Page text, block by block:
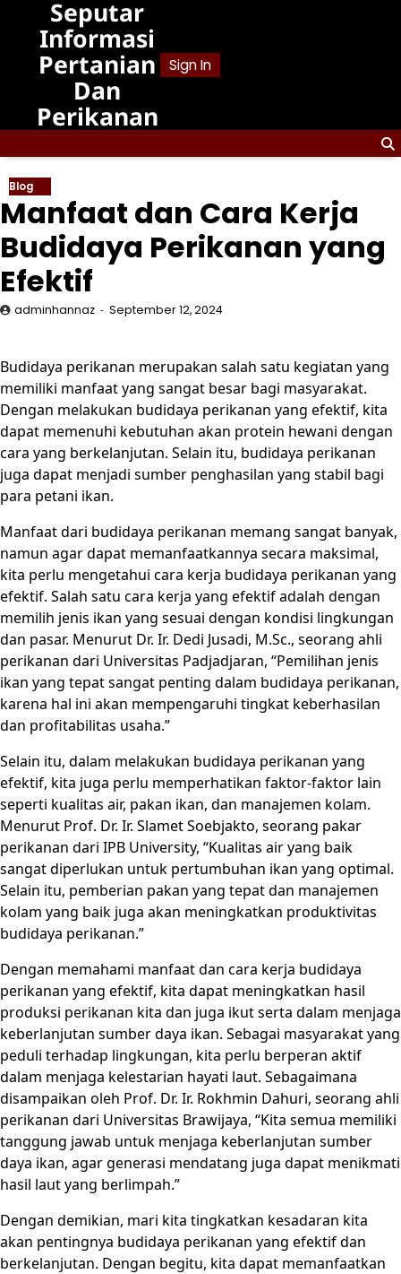
content
Seputar
Informasi
Pertanian
Dan
Perikanan
Sign In
Blog
Manfaat dan Cara Kerja
Budidaya Perikanan yang
Efektif
adminhannaz September 12, 2024
Budidaya perikanan merupakan salah satu kegiatan yang
memiliki manfaat yang sangat besar bagi masyarakat.
Dengan melakukan budidaya perikanan yang efektif, kita
dapat memenuhi kebutuhan akan protein hewani dengan
cara yang berkelanjutan. Selain itu, budidaya perikanan
juga dapat menjadi sumber penghasilan yang stabil bagi
para petani ikan.
Manfaat dari budidaya perikanan memang sangat banyak,
namun agar dapat memanfaatkannya secara maksimal,
kita perlu mengetahui cara kerja budidaya perikanan yang
efektif. Salah satu cara kerja yang efektif adalah dengan
memilih jenis ikan yang sesuai dengan kondisi lingkungan
dan pasar. Menurut Dr. Ir. Dedi Jusadi, M.Sc., seorang ahli
perikanan dari Universitas Padjadjaran, “Pemilihan jenis
ikan yang tepat sangat penting dalam budidaya perikanan,
karena hal ini akan mempengaruhi tingkat keberhasilan
dan profitabilitas usaha.”
Selain itu, dalam melakukan budidaya perikanan yang
efektif, kita juga perlu memperhatikan faktor-faktor lain
seperti kualitas air, pakan ikan, dan manajemen kolam.
Menurut Prof. Dr. Ir. Slamet Soebjakto, seorang pakar
perikanan dari IPB University, “Kualitas air yang baik
sangat diperlukan untuk pertumbuhan ikan yang optimal.
Selain itu, pemberian pakan yang tepat dan manajemen
kolam yang baik juga akan meningkatkan produktivitas
budidaya perikanan.”
Dengan memahami manfaat dan cara kerja budidaya
perikanan yang efektif, kita dapat meningkatkan hasil
produksi perikanan kita dan juga ikut serta dalam menjaga
keberlanjutan sumber daya ikan. Sebagai masyarakat yang
peduli terhadap lingkungan, kita perlu berperan aktif
dalam menjaga kelestarian hayati laut. Sebagaimana
disampaikan oleh Prof. Dr. Ir. Rokhmin Dahuri, seorang ahli
perikanan dari Universitas Brawijaya, “Kita semua memiliki
tanggung jawab untuk menjaga keberlanjutan sumber
daya ikan, agar generasi mendatang juga dapat menikmati
hasil laut yang berlimpah.”
Dengan demikian, mari kita tingkatkan kesadaran kita
akan pentingnya budidaya perikanan yang efektif dan
berkelanjutan. Dengan begitu, kita dapat memanfaatkan